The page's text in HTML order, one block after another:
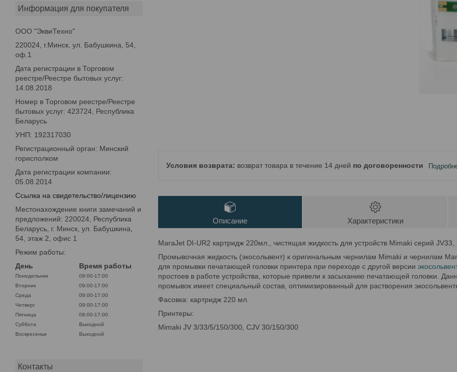
Информация для покупателя
ООО "ЭквиТехно"
220024, г.Минск, ул. Бабушкина, 54,
оф.1
Дата регистрации в Торговом
реестре/Реестре бытовых услуг:
14.08.2018
Номер в Торговом реестре/Реестре
бытовых услуг: 423724, Республика
Беларусь
УНП: 192317030
Регистрационный орган: Минский
горисполком
Дата регистрации компании:
05.08.2014
Ссылка на свидетельство/лицензию
Местонахождение книги замечаний и
предложений: 220024, Республика
Беларусь, г. Минск, ул. Бабушкина,
54, этаж 2, офис 1
Режим работы:
День
Время работы
Понедельник
09:00-17:00
Вторник
09:00-17:00
Среда
09:00-17:00
Четверг
09:00-17:00
Пятница
09:00-17:00
Суббота
Выходной
Воскресенье
Выходной
Контакты
возврат товара в течение 14 дней по договоренности
Описание Характеристики
MaraJet DI-UR2 картридж 220мл., чистящая жидкость для устройств Mimaki серий JV33,
Промывочная жидкость (экосольвент) к оригинальным чернилам Mimaki и чернилам
для промывки печатающей головки принтера при переходе с другой версии
простоев в работе устройства, которые привели к засыханию печатающей головки.
промывок имеет специальный состав, оптимизированный для растворения
Фасовка: картридж 220 мл.
Принтеры:
Mimaki JV 3/33/5/150/300, CJV 30/150/300